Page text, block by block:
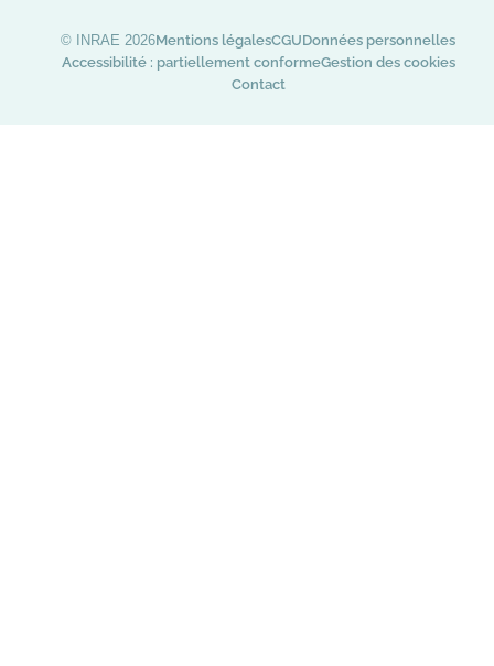
© INRAE 2026Mentions légalesCGUDonnées personnelles
Accessibilité : partiellement conformeGestion des cookies
Contact